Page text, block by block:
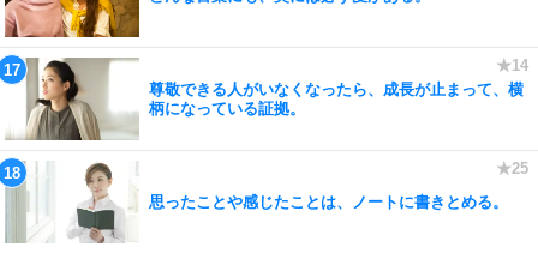
尊敬できる人がいなくなったら、成長が止まって、横
柄になっている証拠。
思ったことや感じたことは、ノートに書きとめる。